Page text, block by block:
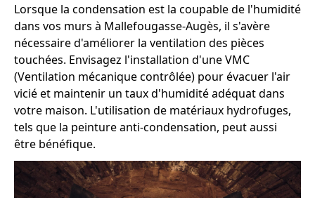
Lorsque la condensation est la coupable de l'humidité
dans vos murs à Mallefougasse-Augès, il s'avère
nécessaire d'améliorer la ventilation des pièces
touchées. Envisagez l'installation d'une VMC
(Ventilation mécanique contrôlée) pour évacuer l'air
vicié et maintenir un taux d'humidité adéquat dans
votre maison. L'utilisation de matériaux hydrofuges,
tels que la peinture anti-condensation, peut aussi
être bénéfique.